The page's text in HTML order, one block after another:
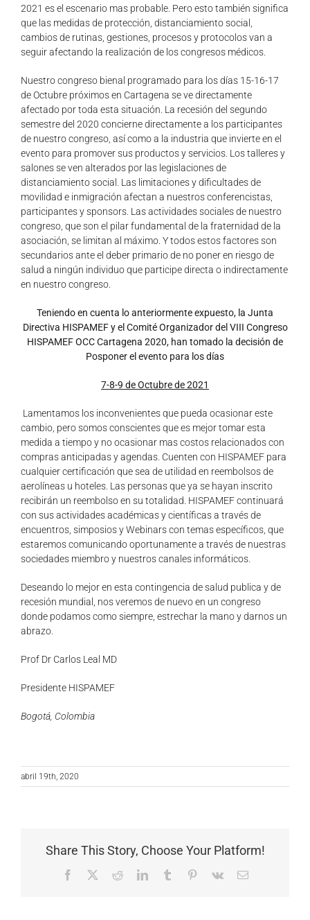
2021 es el escenario mas probable. Pero esto también significa
que las medidas de protección, distanciamiento social,
cambios de rutinas, gestiones, procesos y protocolos van a
seguir afectando la realización de los congresos médicos.
Nuestro congreso bienal programado para los días 15-16-17
de Octubre próximos en Cartagena se ve directamente
afectado por toda esta situación. La recesión del segundo
semestre del 2020 concierne directamente a los participantes
de nuestro congreso, así como a la industria que invierte en el
evento para promover sus productos y servicios. Los talleres y
salones se ven alterados por las legislaciones de
distanciamiento social. Las limitaciones y dificultades de
movilidad e inmigración afectan a nuestros conferencistas,
participantes y sponsors. Las actividades sociales de nuestro
congreso, que son el pilar fundamental de la fraternidad de la
asociación, se limitan al máximo. Y todos estos factores son
secundarios ante el deber primario de no poner en riesgo de
salud a ningún individuo que participe directa o indirectamente
en nuestro congreso.
Teniendo en cuenta lo anteriormente expuesto, la Junta
Directiva HISPAMEF y el Comité Organizador del VIII Congreso
HISPAMEF OCC Cartagena 2020, han tomado la decisión de
Posponer el evento para los días
7-8-9 de Octubre de 2021
Lamentamos los inconvenientes que pueda ocasionar este
cambio, pero somos conscientes que es mejor tomar esta
medida a tiempo y no ocasionar mas costos relacionados con
compras anticipadas y agendas. Cuenten con HISPAMEF para
cualquier certificación que sea de utilidad en reembolsos de
aerolíneas u hoteles. Las personas que ya se hayan inscrito
recibirán un reembolso en su totalidad. HISPAMEF continuará
con sus actividades académicas y científicas a través de
encuentros, simposios y Webinars con temas específicos, que
estaremos comunicando oportunamente a través de nuestras
sociedades miembro y nuestros canales informáticos.
Deseando lo mejor en esta contingencia de salud publica y de
recesión mundial, nos veremos de nuevo en un congreso
donde podamos como siempre, estrechar la mano y darnos un
abrazo.
Prof Dr Carlos Leal MD
Presidente HISPAMEF
Bogotá, Colombia
abril 19th, 2020
Share This Story, Choose Your Platform!
Facebook RedditLinkedInTumblr Pinterest
Vk
Correo